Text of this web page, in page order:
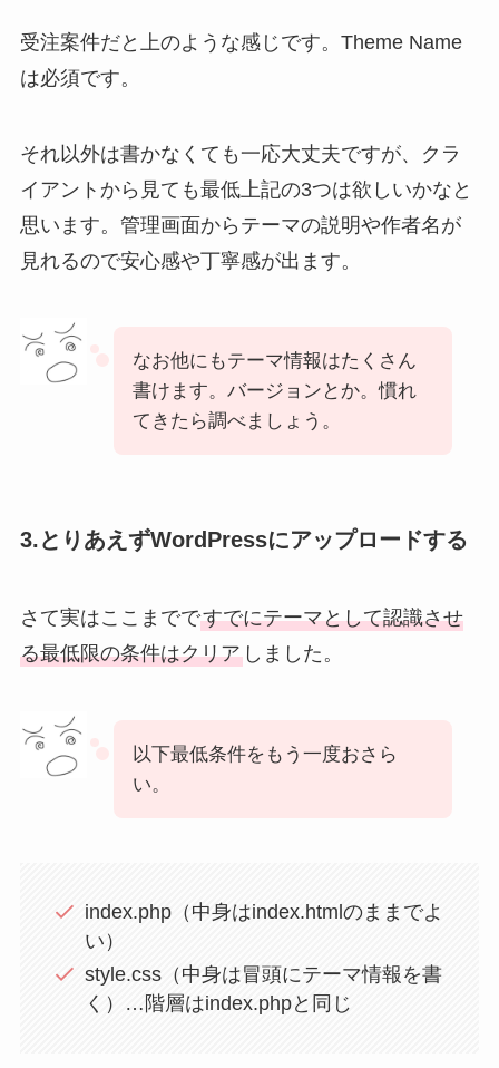
受注案件だと上のような感じです。Theme Name
は必須です。
それ以外は書かなくても一応大丈夫ですが、クラ
イアントから見ても最低上記の3つは欲しいかなと
思います。管理画面からテーマの説明や作者名が
見れるので安心感や丁寧感が出ます。
なお他にもテーマ情報はたくさん
書けます。バージョンとか。慣れ
てきたら調べましょう。
3.とりあえずWordPressにアップロードする
さて実はここまでですでにテーマとして認識させ
る最低限の条件はクリアしました。
以下最低条件をもう一度おさら
い。
index.php（中身はindex.htmlのままでよ
い）
style.css（中身は冒頭にテーマ情報を書
く）…階層はindex.phpと同じ